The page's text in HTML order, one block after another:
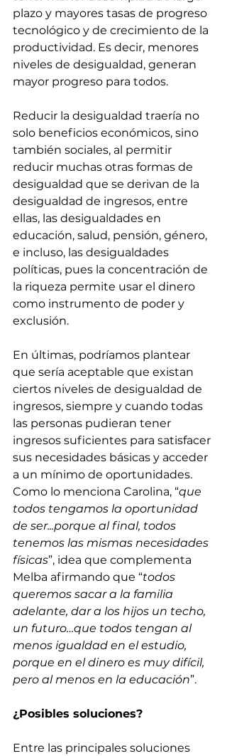
plazo y mayores tasas de progreso
tecnológico y de crecimiento de la
productividad. Es decir, menores
niveles de desigualdad, generan
mayor progreso para todos.
Reducir la desigualdad traería no
solo beneficios económicos, sino
también sociales, al permitir
reducir muchas otras formas de
desigualdad que se derivan de la
desigualdad de ingresos, entre
ellas, las desigualdades en
educación, salud, pensión, género,
e incluso, las desigualdades
políticas, pues la concentración de
la riqueza permite usar el dinero
como instrumento de poder y
exclusión.
En últimas, podríamos plantear
que sería aceptable que existan
ciertos niveles de desigualdad de
ingresos, siempre y cuando todas
las personas pudieran tener
ingresos suficientes para satisfacer
sus necesidades básicas y acceder
a un mínimo de oportunidades.
Como lo menciona Carolina, “que
todos tengamos la oportunidad
de ser...porque al final, todos
tenemos las mismas necesidades
físicas”, idea que complementa
Melba afirmando que “todos
queremos sacar a la familia
adelante, dar a los hijos un techo,
un futuro…que todos tengan al
menos igualdad en el estudio,
porque en el dinero es muy difícil,
pero al menos en la educación”.
¿Posibles soluciones?
Entre las principales soluciones